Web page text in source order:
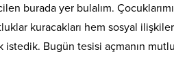
burada yer bulalım.
kuracakları hem sosyal
Bugün tesisi açmanın